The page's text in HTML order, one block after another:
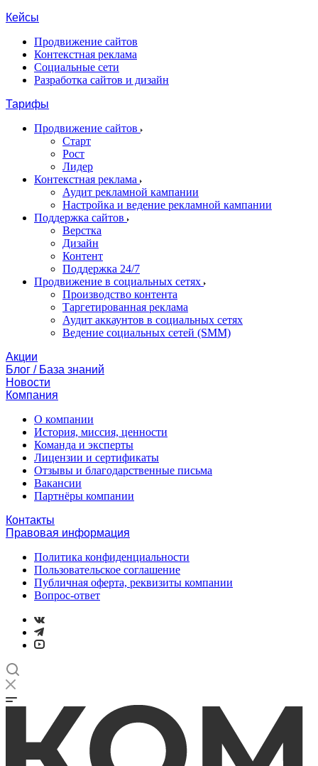
Кейсы
Продвижение сайтов
Контекстная реклама
Социальные сети
Разработка сайтов и дизайн
Тарифы
Продвижение сайтов
Старт
Рост
Лидер
Контекстная реклама
Аудит рекламной кампании
Настройка и ведение рекламной кампании
Поддержка сайтов
Верстка
Дизайн
Контент
Поддержка 24/7
Продвижение в социальных сетях
Производство контента
Таргетированная реклама
Аудит аккаунтов в социальных сетях
Ведение социальных сетей (SMM)
Акции
Блог / База знаний
Новости
Компания
О компании
История, миссия, ценности
Команда и эксперты
Лицензии и сертификаты
Отзывы и благодарственные письма
Вакансии
Партнёры компании
Контакты
Правовая информация
Политика конфиденциальности
Пользовательское соглашение
Публичная оферта, реквизиты компании
Вопрос-ответ